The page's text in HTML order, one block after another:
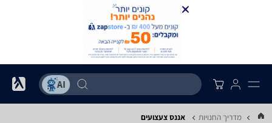
מדריך החנויות אננס צעצועים